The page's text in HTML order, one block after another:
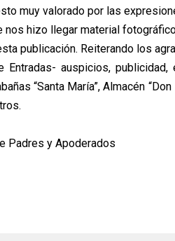
muy valorado por las
nos hizo llegar material
publicación. Reiterando los
auspicios, publicidad,
“Santa María”, Almacén
Padres y Apoderados